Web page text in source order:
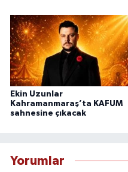
Ekin Uzunlar
Kahramanmaraş’ta KAFUM
sahnesine çıkacak
Yorumlar